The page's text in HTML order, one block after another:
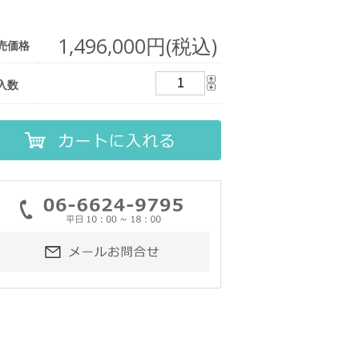
価格 1,496,000円(税込)
数